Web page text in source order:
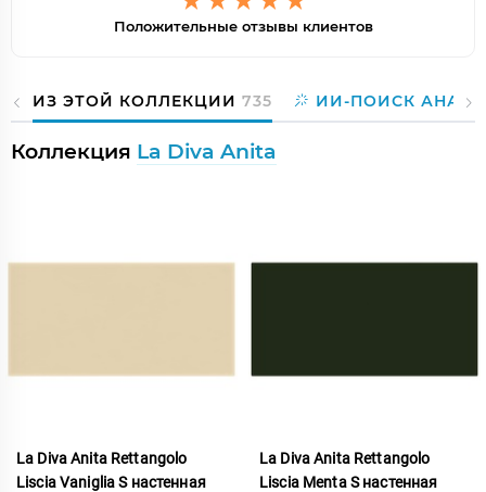
Положительные отзывы клиентов
ИЗ ЭТОЙ КОЛЛЕКЦИИ 735 ИИ-ПОИСК
Коллекция La Diva Anita
La Diva Anita Rettangolo
Liscia Vaniglia S настенная
La Diva Anita Rettangolo
Liscia Menta S настенная